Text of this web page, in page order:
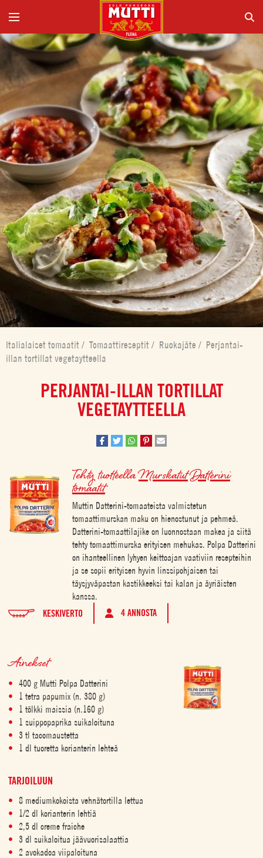
Italialaiset tomaatit / Tomaattireseptit / Ruokajäte / Perjantai-
illan tortillat vegetaytteella
PERJANTAI-ILLAN TORTILLAT
VEGETAYTTEELLA
Tehty tuotteellaMurskatut Datterini
tomaatit
Muttin Datterini-tomaateista valmistetun
tomaattimurskan maku on hienostunut ja pehmeä.
Datterini-tomaattilajike on luonnostaan makea ja siitä
tehty tomaattimurska erityisen mehukas. Polpa Datterini
on ihanteellinen lyhyen keittoajan vaativiin resepteihin
ja se sopii erityisen hyvin linssipohjaisen tai
täysjyväpastan kastikkeeksi tai kalan ja äyriäisten
kanssa.
KESKIVERTO 4 ANNOSTA
Ainekset
400 g Mutti Polpa Datterini
1 tetra papumix (n. 380 g)
1 tölkki maissia (n.160 g)
1 suippopaprika suikaloituna
3 tl tacomaustetta
1 dl tuoretta korianterin lehteä
TARJOILUUN
8 mediumkokoista vehnätortilla lettua
1/2 dl korianterin lehtiä
2,5 dl creme fraiche
3 dl suikaloitua jäävuorisalaattia
2 avokadoa viipaloituna